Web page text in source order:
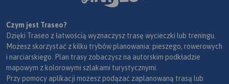
Czym jest Traseo?
Dzięki Traseo z łatwością wyznaczysz trasę wycieczki lub treningu.
Możesz skorzystać z kilku trybów planowania: pieszego, rowerowych
i narciarskiego. Plan trasy zobaczysz na autorskim podkładzie
mapowym z kolorowymi szlakami turystycznymi.
Przy pomocy aplikacji możesz podążać zaplanowaną trasą lub